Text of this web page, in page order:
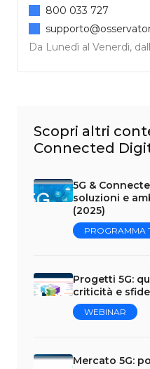
Da Lunedì al Venerdì,
800 033 727
Scopri altri
Connected
5G &
soluzioni e
(2025)
PROGRAMMA
Progetti 5G:
criticità e
WEBINAR
Mercato 5G: